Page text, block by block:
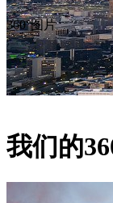
360°图片
我们的